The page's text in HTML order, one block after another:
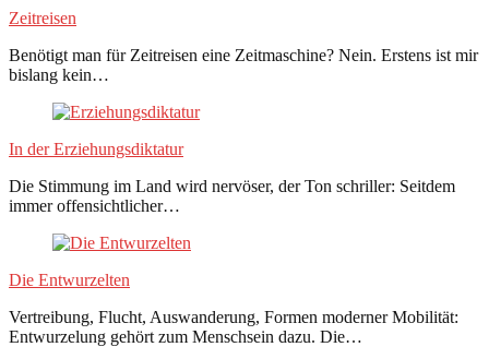
Zeitreisen
Benötigt man für Zeitreisen eine Zeitmaschine? Nein. Erstens ist mir
bislang kein…
In der Erziehungsdiktatur
Die Stimmung im Land wird nervöser, der Ton schriller: Seitdem
immer offensichtlicher…
Die Entwurzelten
Vertreibung, Flucht, Auswanderung, Formen moderner Mobilität:
Entwurzelung gehört zum Menschsein dazu. Die…